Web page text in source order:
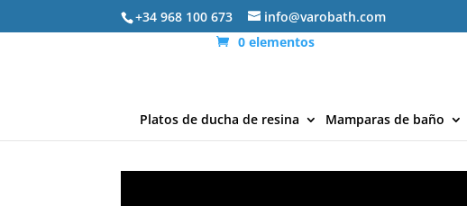
+34 968 100 673 info@varobath.com
0 elementos
Platos de ducha de resina Mamparas de baño